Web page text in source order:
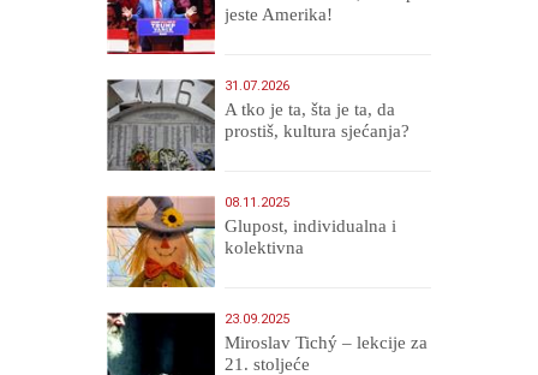
jeste Amerika!
31.07.2026
A tko je ta, šta je ta, da
prostiš, kultura sjećanja?
08.11.2025
Glupost, individualna i
kolektivna
23.09.2025
Miroslav Tichý – lekcije za
21. stoljeće